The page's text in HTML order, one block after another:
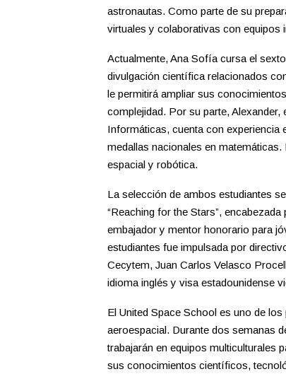
astronautas. Como parte de su
virtuales y colaborativas con equipos
Actualmente, Ana Sofía cursa el
divulgación científica relacionados
le permitirá ampliar sus
complejidad. Por su parte,
Informáticas, cuenta con experiencia
medallas nacionales en
espacial y robótica.
La selección de ambos estudiantes
“Reaching for the Stars”,
embajador y mentor honorario para
estudiantes fue impulsada por
Cecytem, Juan Carlos Velasco
idioma inglés y visa estadounidense
El United Space School es uno de
aeroespacial. Durante dos semanas
trabajarán en equipos multiculturales
sus conocimientos científicos,